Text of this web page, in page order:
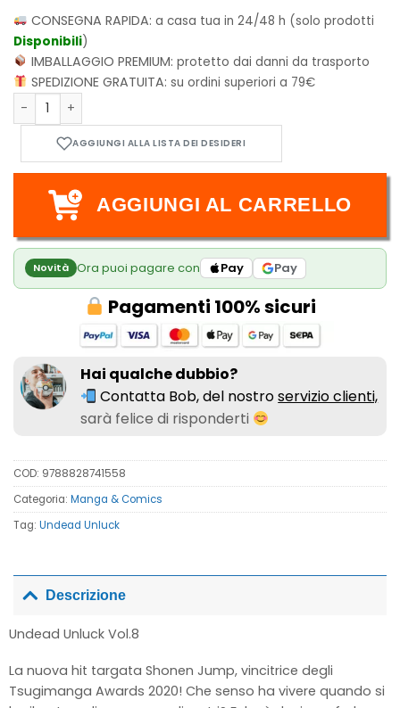
CONSEGNA RAPIDA:a casa tua in 24/48 h (solo prodotti
Disponibili)
IMBALLAGGIO PREMIUM:protetto dai danni da trasporto
SPEDIZIONE GRATUITA:su ordini superiori a 79€
Undead Unluck Vol.8 quantità
AGGIUNGI AL CARRELLO
Novità Ora puoi pagare con Pay Pay
Pagamenti 100% sicuri
Hai qualche dubbio?
Contatta Bob, del nostroservizio clienti,
sarà felice di risponderti
COD: 9788828741558
Categoria: Manga & Comics
Tag: Undead Unluck
Descrizione
Undead Unluck Vol.8
La nuova hit targata Shonen Jump, vincitrice degli
Tsugimanga Awards 2020! Che senso ha vivere quando si